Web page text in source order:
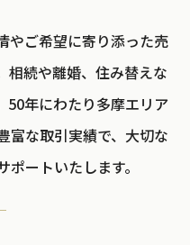
やご希望に寄り添った売
相続や離婚、住み替えな
50年にわたり多摩エリア
富な取引実績で、大切な
ートいたします。